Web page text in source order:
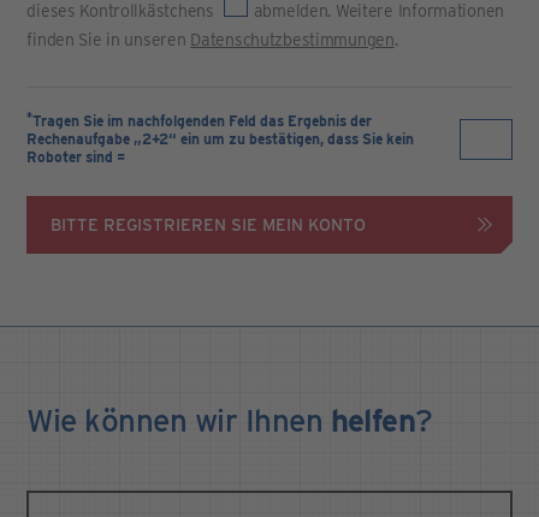
dieses Kontrollkästchens
abmelden. Weitere Informationen
finden Sie in unseren Datenschutzbestimmungen.
*Tragen Sie im nachfolgenden Feld das Ergebnis der
Rechenaufgabe „2+2“ ein um zu bestätigen, dass Sie kein
Roboter sind =
BITTE REGISTRIEREN SIE MEIN KONTO
Wie können wir Ihnen helfen?